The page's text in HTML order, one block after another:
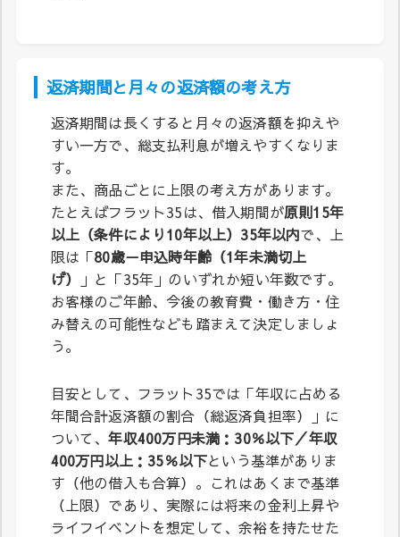
返済期間と月々の返済額の考え方
返済期間は長くすると月々の返済額を抑えや
すい一方で、総支払利息が増えやすくなりま
す。
また、商品ごとに上限の考え方があります。
たとえばフラット35は、借入期間が原則15年
以上（条件により10年以上）35年以内で、上
限は「80歳－申込時年齢（1年未満切上
げ）
」と「35年」のいずれか短い年数です。
お客様のご年齢、今後の教育費・働き方・住
み替えの可能性なども踏まえて決定しましょ
う。
目安として、フラット35では「年収に占める
年間合計返済額の割合（総返済負担率）」に
ついて、年収400万円未満：30％以下／年収
400万円以上：35％以下という基準がありま
す（他の借入も合算）。これはあくまで基準
（上限）であり、実際には将来の金利上昇や
ライフイベントを想定して、余裕を持たせた